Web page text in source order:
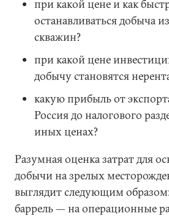
при какой цене и как
останавливаться добыча
скважин?
при какой цене
добычу становятся
какую прибыль от
Россия до налогового
иных ценах?
Разумная оценка затрат для
добычи на зрелых
выглядит следующим
баррель — на операционные